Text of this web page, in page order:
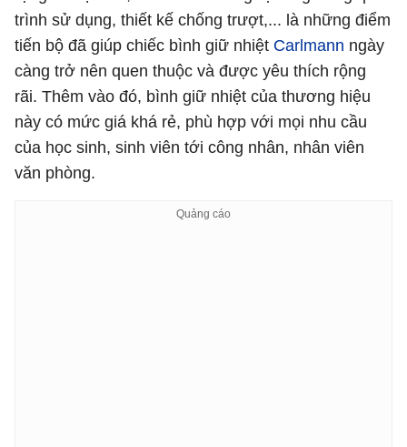
trình sử dụng, thiết kế chống trượt,... là những điểm
tiến bộ đã giúp chiếc bình giữ nhiệt Carlmann ngày
càng trở nên quen thuộc và được yêu thích rộng
rãi. Thêm vào đó, bình giữ nhiệt của thương hiệu
này có mức giá khá rẻ, phù hợp với mọi nhu cầu
của học sinh, sinh viên tới công nhân, nhân viên
văn phòng.